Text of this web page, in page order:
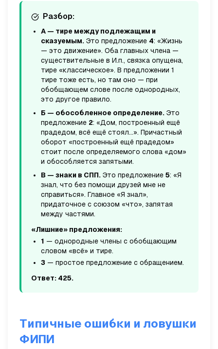
Разбор:
А — тире между подлежащим и
сказуемым. Это предложение 4: «Жизнь
— это движение». Оба главных члена —
существительные в И.п., связка опущена,
тире «классическое». В предложении 1
тире тоже есть, но там оно — при
обобщающем слове после однородных,
это другое правило.
Б — обособленное определение. Это
предложение 2: «Дом, построенный ещё
прадедом, всё ещё стоял...». Причастный
оборот «построенный ещё прадедом»
стоит после определяемого слова «дом»
и обособляется запятыми.
В — знаки в СПП. Это предложение 5: «Я
знал, что без помощи друзей мне не
справиться». Главное «Я знал»,
придаточное с союзом «что», запятая
между частями.
«Лишние» предложения:
1 — однородные члены с обобщающим
словом «всё» и тире.
3 — простое предложение с обращением.
Ответ: 425.
Типичные ошибки и ловушки
ФИПИ